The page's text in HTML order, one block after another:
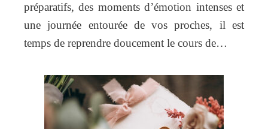
préparatifs, des moments d’émotion intenses et
une journée entourée de vos proches, il est
temps de reprendre doucement le cours de…